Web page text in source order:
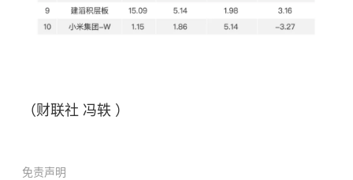
（财联社 冯轶 ）
免责声明